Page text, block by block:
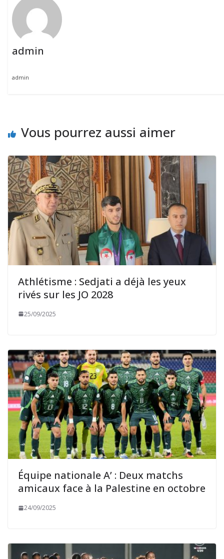
admin
admin
Vous pourrez aussi aimer
Athlétisme : Sedjati a déjà les yeux
rivés sur les JO 2028
25/09/2025
Équipe nationale A’ : Deux matchs
amicaux face à la Palestine en octobre
24/09/2025